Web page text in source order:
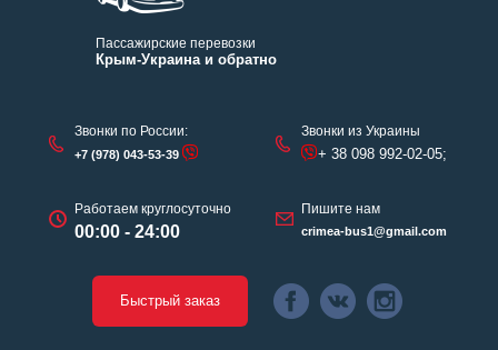
Пассажирские перевозки
Крым-Украина и обратно
Звонки по России:
+7 (978) 043-53-39
Работаем круглосуточно
00:00 - 24:00
Звонки из Украины
+ 38 098 992-02-05;
Пишите нам
crimea-bus1@gmail.com
Быстрый заказ